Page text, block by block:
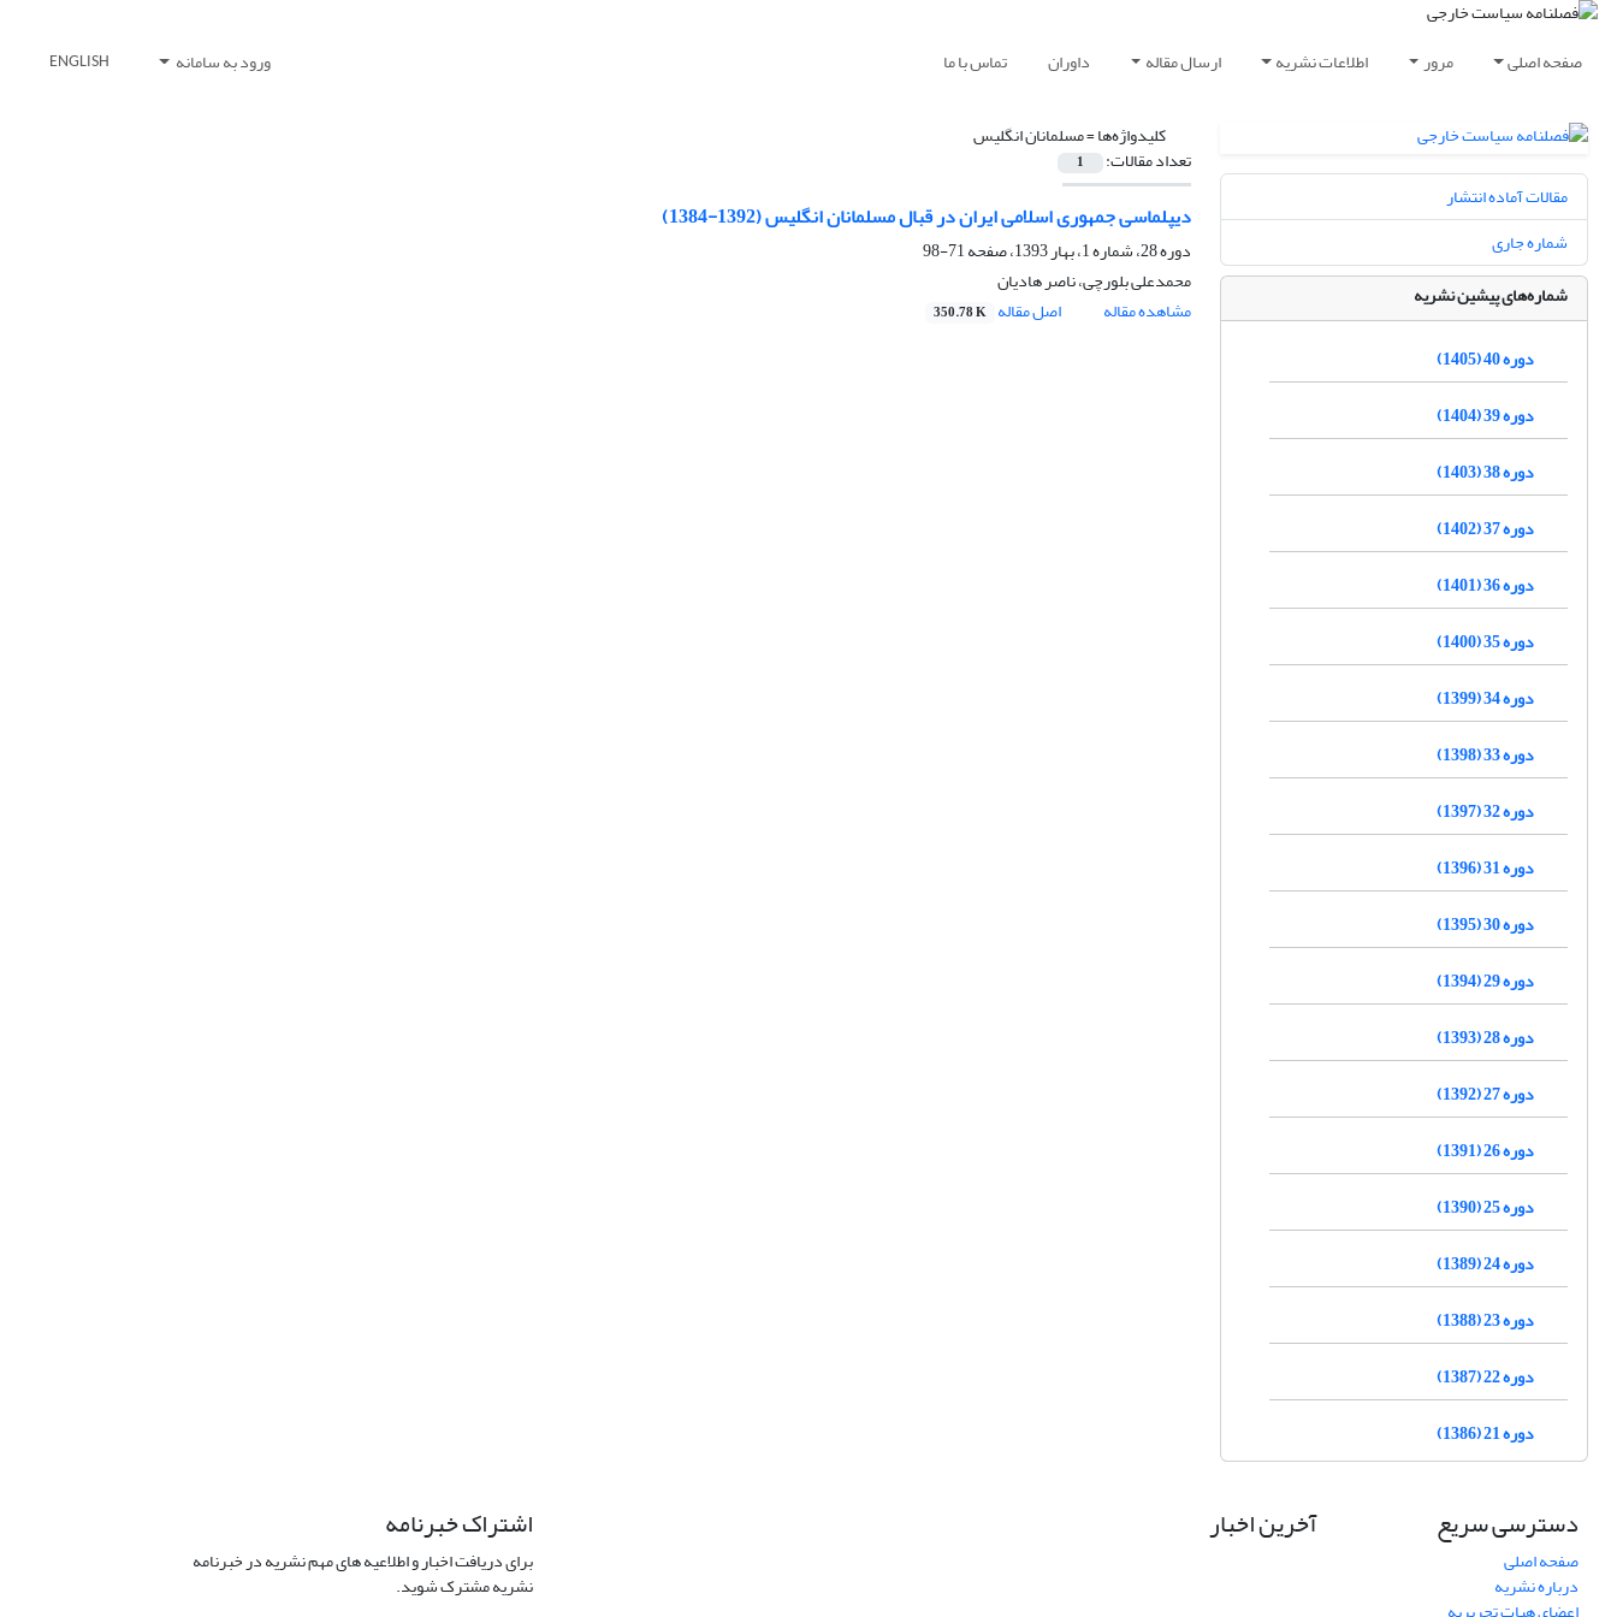
صفحه اصلی مرور اطلاعات نشریه ارسال مقاله داوران تماس با ما ورود به سامانه ENGLISH
کلیدواژه‌ها =مسلمانان انگلیس
تعداد مقالات: 1
دیپلماسی جمهوری اسلامی ایران در قبال مسلمانان انگلیس (1392-1384)
دوره 28، شماره 1، بهار 1393، صفحه
71-98
محمدعلی بلورچی، ناصر‌ هادیان
مشاهده مقاله
اصل مقاله 350.78 K
مقالات آماده انتشار
شماره جاری
شماره‌های پیشین نشریه
دوره 40 (1405)
دوره 39 (1404)
دوره 38 (1403)
دوره 37 (1402)
دوره 36 (1401)
دوره 35 (1400)
دوره 34 (1399)
دوره 33 (1398)
دوره 32 (1397)
دوره 31 (1396)
دوره 30 (1395)
دوره 29 (1394)
دوره 28 (1393)
دوره 27 (1392)
دوره 26 (1391)
دوره 25 (1390)
دوره 24 (1389)
دوره 23 (1388)
دوره 22 (1387)
دوره 21 (1386)
دسترسی سریع
صفحه اصلی
درباره نشریه
آخرین اخبار اشتراک خبرنامه
برای دریافت اخبار و اطلاعیه های مهم نشریه در خبرنامه
نشریه مشترک شوید.